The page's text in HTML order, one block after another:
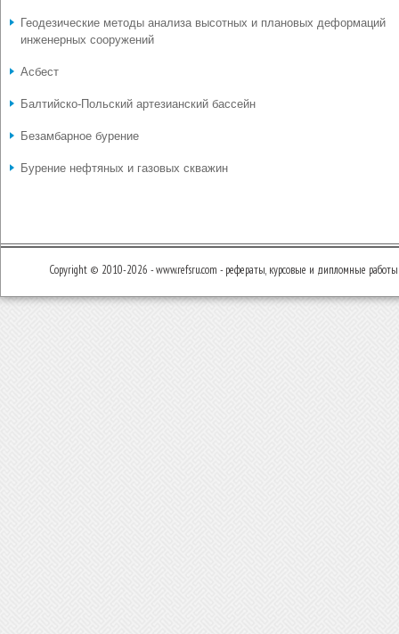
Геодезические методы анализа высотных и плановых деформаций
инженерных сооружений
Асбест
Балтийско-Польский артезианский бассейн
Безамбарное бурение
Бурение нефтяных и газовых скважин
Copyright © 2010-2026 - www.refsru.com - рефераты, курсовые и дипломные работы